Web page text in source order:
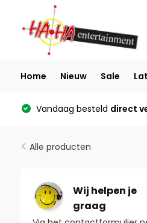
Home Nieuw Sale
Vandaag besteld direct
Alle producten
Wij helpen je
graag